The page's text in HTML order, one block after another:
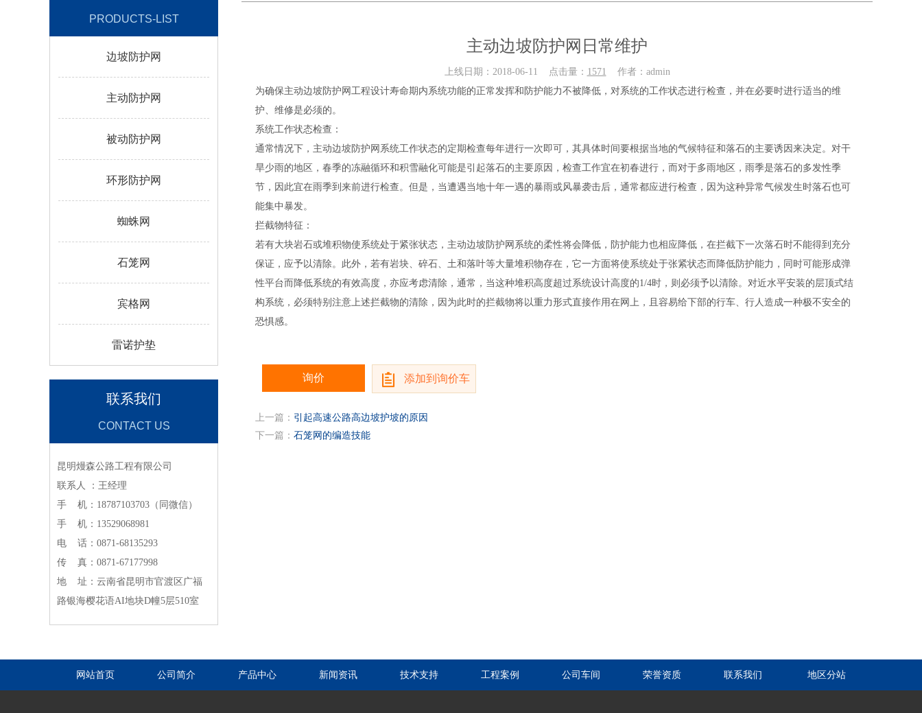
PRODUCTS-LIST
边坡防护网
主动防护网
被动防护网
环形防护网
蜘蛛网
石笼网
宾格网
雷诺护垫
联系我们
CONTACT US
昆明熳森公路工程有限公司
联系人 ：王经理
手 机：18787103703（同微信）
手 机：13529068981
电 话：0871-68135293
传 真：0871-67177998
地 址：云南省昆明市官渡区广福
路银海樱花语AI地块D幢5层510室
主动边坡防护网日常维护
上线日期：2018-06-11 点击量： 1571 作者：admin
为确保主动边坡防护网工程设计寿命期内系统功能的正常发挥和防护能力不被降低，对系统的工作状态进行检查，并在必要时进行适当的维
护、维修是必须的。
系统工作状态检查：
通常情况下，主动边坡防护网系统工作状态的定期检查每年进行一次即可，其具体时间要根据当地的气候特征和落石的主要诱因来决定。对干
旱少雨的地区，春季的冻融循环和积雪融化可能是引起落石的主要原因，检查工作宜在初春进行，而对于多雨地区，雨季是落石的多发性季
节，因此宜在雨季到来前进行检查。但是，当遭遇当地十年一遇的暴雨或风暴袭击后，通常都应进行检查，因为这种异常气候发生时落石也可
能集中暴发。
拦截物特征：
若有大块岩石或堆积物使系统处于紧张状态，主动边坡防护网系统的柔性将会降低，防护能力也相应降低，在拦截下一次落石时不能得到充分
保证，应予以清除。此外，若有岩块、碎石、土和落叶等大量堆积物存在，它一方面将使系统处于张紧状态而降低防护能力，同时可能形成弹
性平台而降低系统的有效高度，亦应考虑清除，通常，当这种堆积高度超过系统设计高度的1/4时，则必须予以清除。对近水平安装的层顶式结
构系统，必须特别注意上述拦截物的清除，因为此时的拦截物将以重力形式直接作用在网上，且容易给下部的行车、行人造成一种极不安全的
恐惧感。
询价 添加到询价车
上一篇： 引起高速公路高边坡护坡的原因
下一篇： 石笼网的编造技能
网站首页 公司简介 产品中心 新闻资讯 技术支持 工程案例 公司车间 荣誉资质 联系我们 地区分站